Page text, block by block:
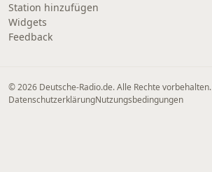
Station hinzufügen
Widgets
Feedback
© 2026 Deutsche-Radio.de. Alle Rechte vorbehalten.
DatenschutzerklärungNutzungsbedingungen